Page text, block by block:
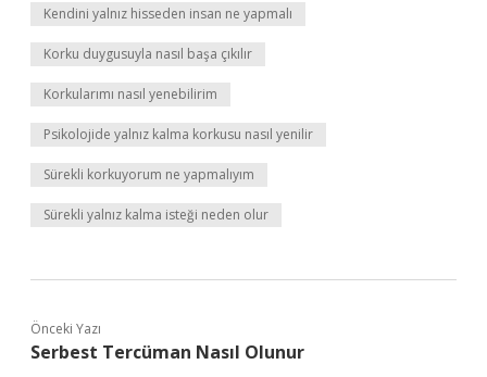
Kendini yalnız hisseden insan ne yapmalı
Korku duygusuyla nasıl başa çıkılır
Korkularımı nasıl yenebilirim
Psikolojide yalnız kalma korkusu nasıl yenilir
Sürekli korkuyorum ne yapmalıyım
Sürekli yalnız kalma isteği neden olur
Önceki Yazı
Serbest Tercüman Nasıl Olunur